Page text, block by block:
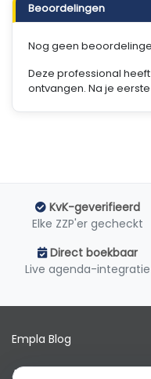
Beoordelingen
Nog geen
Deze professional
ontvangen. Na je
KvK-geverifieerd
Elke ZZP'er gecheckt
Direct boekbaar
Live agenda-integratie
Empla Blog
Algemene voorwaarden